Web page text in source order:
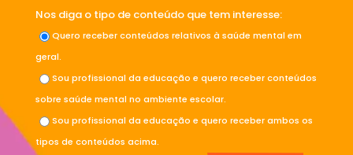
Nos diga o tipo de conteúdo que tem interesse:
Quero receber conteúdos relativos à saúde mental em
geral.
Sou profissional da educação e quero receber conteúdos
sobre saúde mental no ambiente escolar.
Sou profissional da educação e quero receber ambos os
tipos de conteúdos acima.